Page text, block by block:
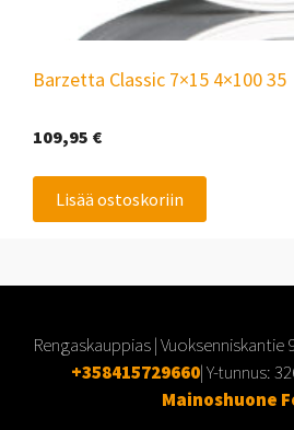
Barzetta Classic 7×15 4×100 35
109,95 €
Lisää ostoskoriin
Rengaskauppias | Vuoksenniskantie
+358415729660| Y-tunnus:
Mainoshuone